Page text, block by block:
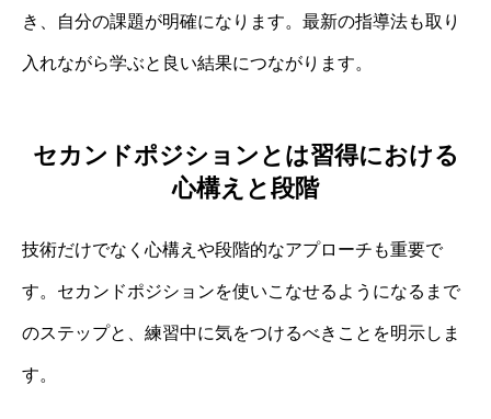
き、自分の課題が明確になります。最新の指導法も取り
入れながら学ぶと良い結果につながります。
セカンドポジションとは習得における
心構えと段階
技術だけでなく心構えや段階的なアプローチも重要で
す。セカンドポジションを使いこなせるようになるまで
のステップと、練習中に気をつけるべきことを明示しま
す。